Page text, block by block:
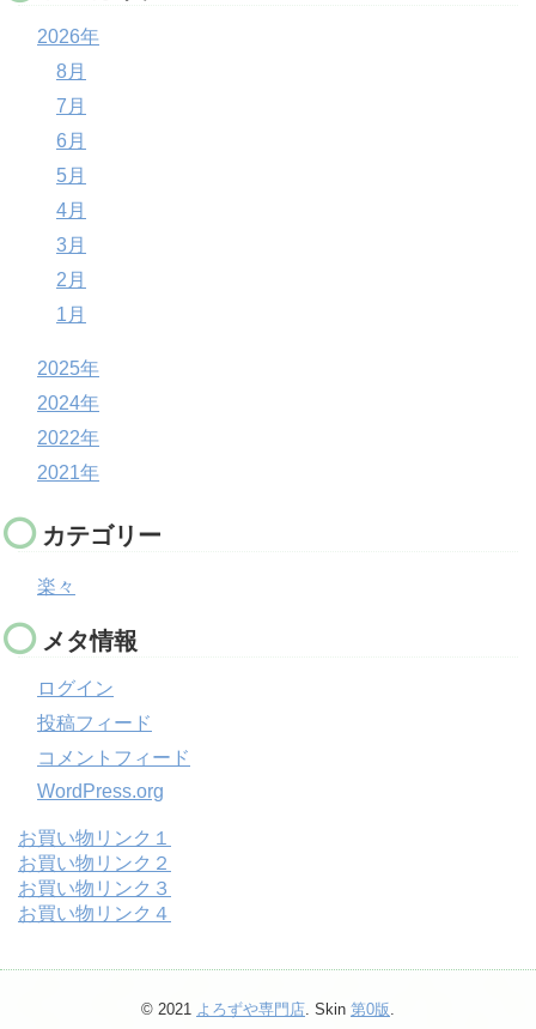
2026年
8月
7月
6月
5月
4月
3月
2月
1月
2025年
2024年
2022年
2021年
カテゴリー
楽々
メタ情報
ログイン
投稿フィード
コメントフィード
WordPress.org
お買い物リンク１
お買い物リンク２
お買い物リンク３
お買い物リンク４
© 2021 よろずや専門店. Skin 第0版.